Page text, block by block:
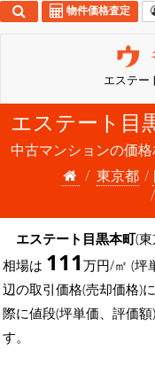
エステー
物件価格査定
エステート目
中古マンションの価
東京都
エステート目黒本町(
相場は 111 万円/㎡ (坪
辺の取引価格(売却価格)
際に値段(坪単価、評価
す。